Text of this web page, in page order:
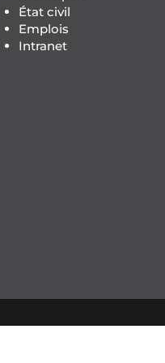
État civil
Emplois
Intranet